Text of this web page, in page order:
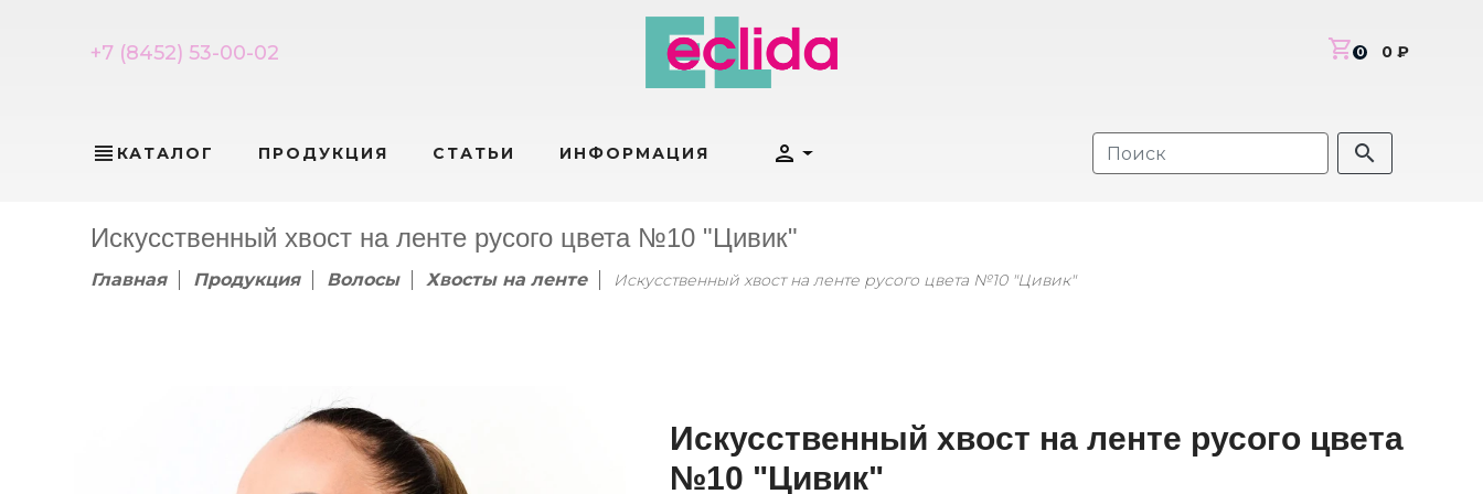
+7 (8452) 53-00-02 shopping_cart0 0 ₽
view_headline КАТАЛОГ ПРОДУКЦИЯ СТАТЬИ ИНФОРМАЦИЯ person search
Искусственный хвост на ленте русого цвета №10 "Цивик"
Главная Продукция Волосы Хвосты на ленте Искусственный хвост на ленте русого цвета №10 "Цивик"
Искусственный хвост на ленте русого цвета
№10 "Цивик"